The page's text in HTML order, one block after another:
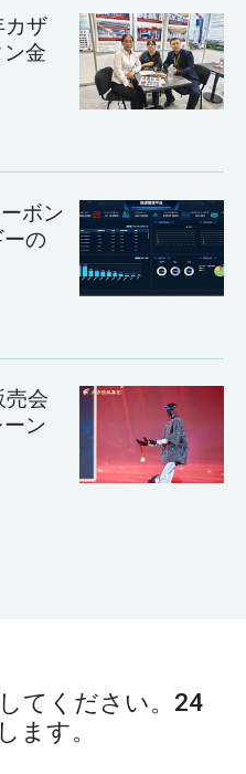
カザ
金
ボン
の
売会
ン
てください。24
ます。